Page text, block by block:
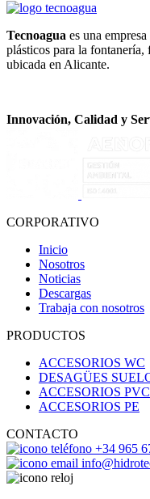
Tecnoagua es una
plásticos para la
ubicada en Alicante.
Innovación, Calidad y
CORPORATIVO
Inicio
Nosotros
Noticias
Descargas
Trabaja con nosotros
PRODUCTOS
ACCESORIOS WC
DESAGÜES
ACCESORIOS PVC
ACCESORIOS PE
CONTACTO
+34 965